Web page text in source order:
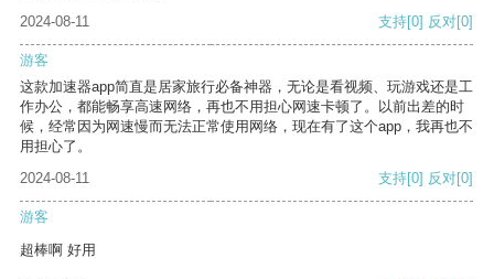
2024-08-11
支持[0] 反对[0]
游客
这款加速器app简直是居家旅行必备神器，无论是看视频、玩游戏还是工
作办公，都能畅享高速网络，再也不用担心网速卡顿了。以前出差的时
候，经常因为网速慢而无法正常使用网络，现在有了这个app，我再也不
用担心了。
2024-08-11
支持[0] 反对[0]
游客
超棒啊 好用